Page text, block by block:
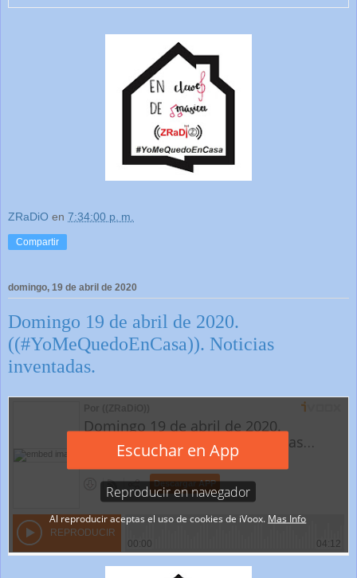
ZRaDiO en 7:34:00 p. m.
Compartir
domingo, 19 de abril de 2020
Domingo 19 de abril de 2020.
((#YoMeQuedoEnCasa)). Noticias
inventadas.